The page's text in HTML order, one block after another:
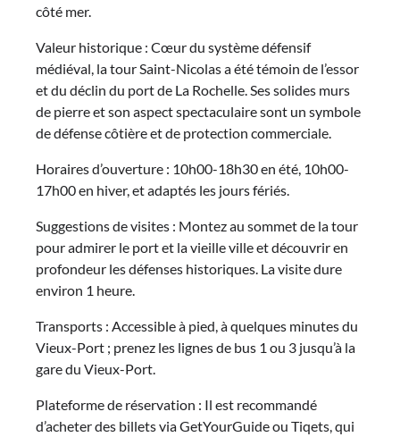
côté mer.
Valeur historique : Cœur du système défensif
médiéval, la tour Saint-Nicolas a été témoin de l’essor
et du déclin du port de La Rochelle. Ses solides murs
de pierre et son aspect spectaculaire sont un symbole
de défense côtière et de protection commerciale.
Horaires d’ouverture : 10h00-18h30 en été, 10h00-
17h00 en hiver, et adaptés les jours fériés.
Suggestions de visites : Montez au sommet de la tour
pour admirer le port et la vieille ville et découvrir en
profondeur les défenses historiques. La visite dure
environ 1 heure.
Transports : Accessible à pied, à quelques minutes du
Vieux-Port ; prenez les lignes de bus 1 ou 3 jusqu’à la
gare du Vieux-Port.
Plateforme de réservation : Il est recommandé
d’acheter des billets via GetYourGuide ou Tiqets, qui